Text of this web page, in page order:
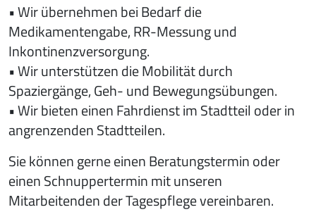
• Wir übernehmen bei Bedarf die
Medikamentengabe, RR-Messung und
Inkontinenzversorgung.
• Wir unterstützen die Mobilität durch
Spaziergänge, Geh- und Bewegungsübungen.
• Wir bieten einen Fahrdienst im Stadtteil oder in
angrenzenden Stadtteilen.
Sie können gerne einen Beratungstermin oder
einen Schnuppertermin mit unseren
Mitarbeitenden der Tagespflege vereinbaren.